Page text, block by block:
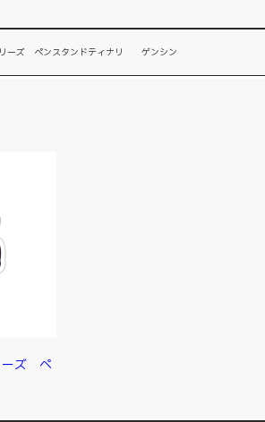
ーズ ペンスタンドティナリ ゲンシン
ーズ ペ